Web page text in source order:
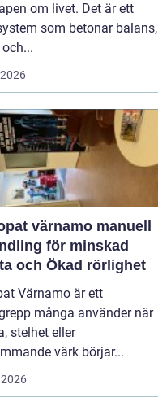
om livet. Det är ett
som betonar balans,
värnamo manuell
för minskad
och Ökad rörlighet
Värnamo är ett
många använder när
stelhet eller
värk börjar...